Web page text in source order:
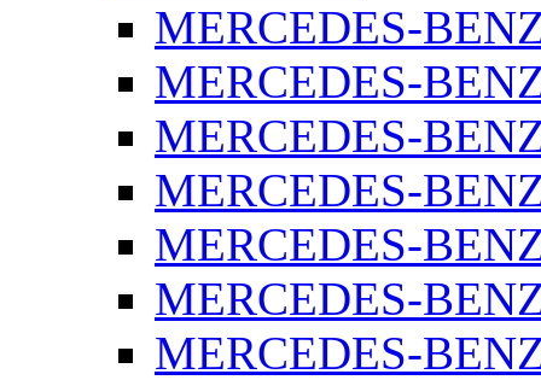
MERCEDES-
MERCEDES-
MERCEDES-
MERCEDES-
MERCEDES-
MERCEDES-
MERCEDES-